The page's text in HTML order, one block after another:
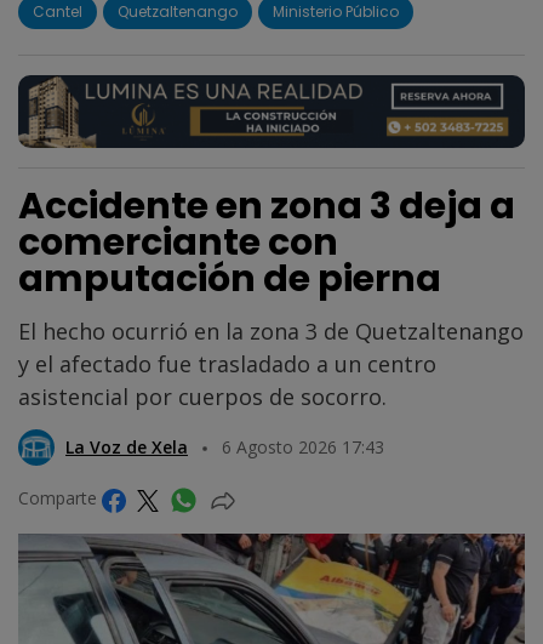
Cantel Quetzaltenango Ministerio Público
Accidente en zona 3 deja a
comerciante con
amputación de pierna
El hecho ocurrió en la zona 3 de Quetzaltenango
y el afectado fue trasladado a un centro
asistencial por cuerpos de socorro.
La Voz de Xela 6 Agosto 2026 17:43
Comparte